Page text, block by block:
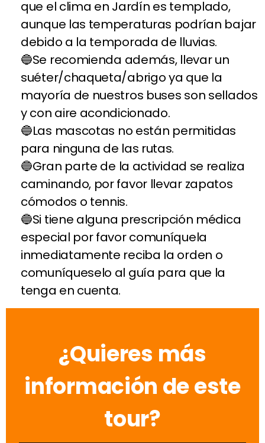
que el clima en Jardín es templado,
aunque las temperaturas podrían bajar
debido a la temporada de lluvias.
Se recomienda además, llevar un
suéter/chaqueta/abrigo ya que la
mayoría de nuestros buses son sellados
y con aire acondicionado.
Las mascotas no están permitidas
para ninguna de las rutas.
Gran parte de la actividad se realiza
caminando, por favor llevar zapatos
cómodos o tennis.
Si tiene alguna prescripción médica
especial por favor comuníquela
inmediatamente reciba la orden o
comuníqueselo al guía para que la
tenga en cuenta.
¿Quieres más
información de este
tour?